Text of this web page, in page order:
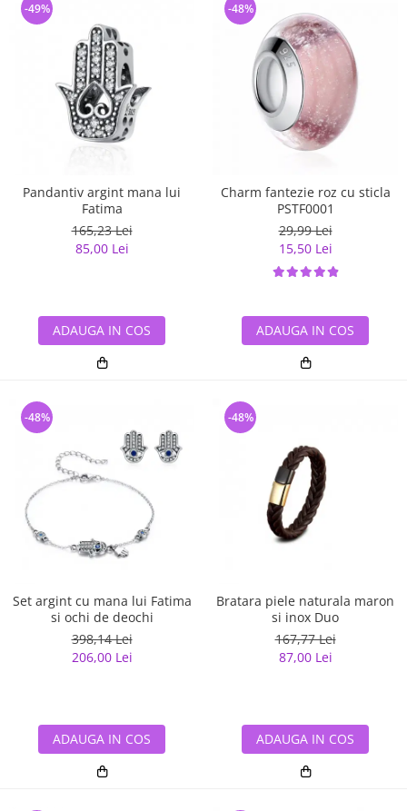
Pandantiv argint mana lui
Fatima
165,23 Lei
85,00 Lei
-49%
ADAUGA IN COS
Charm fantezie roz cu sticla
PSTF0001
29,99 Lei
15,50 Lei
-48%
ADAUGA IN COS
Set argint cu mana lui Fatima
si ochi de deochi
398,14 Lei
206,00 Lei
-48%
ADAUGA IN COS
Bratara piele naturala maron
si inox Duo
167,77 Lei
87,00 Lei
-48%
ADAUGA IN COS